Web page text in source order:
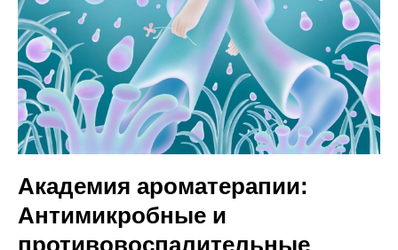
Академия ароматерапии:
Антимикробные и
противовоспалительные